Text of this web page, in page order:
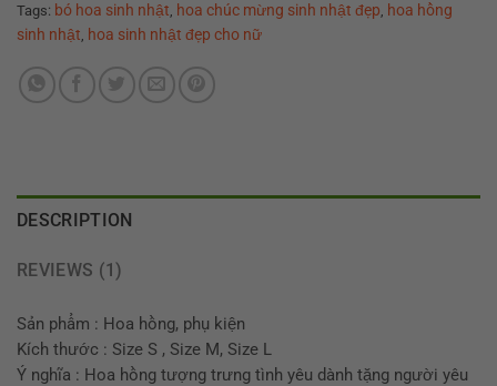
Tags: bó hoa sinh nhật, hoa chúc mừng sinh nhật đẹp, hoa hồng
sinh nhật, hoa sinh nhật đẹp cho nữ
DESCRIPTION
REVIEWS (1)
Sản phẩm : Hoa hồng, phụ kiện
Kích thước : Size S , Size M, Size L
Ý nghĩa : Hoa hồng tượng trưng tình yêu dành tặng người yêu